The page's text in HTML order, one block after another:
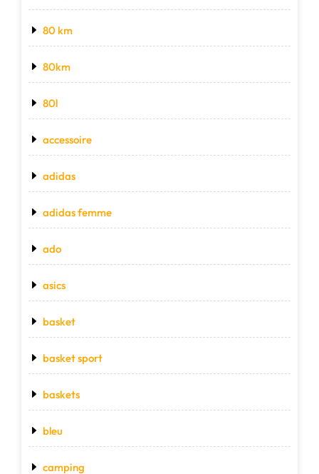
80 km
80km
80l
accessoire
adidas
adidas femme
ado
asics
basket
basket sport
baskets
bleu
camping